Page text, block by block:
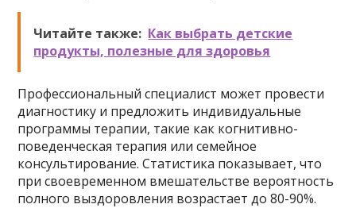
Читайте также: Как выбрать детские
продукты, полезные для здоровья
Профессиональный специалист может провести
диагностику и предложить индивидуальные
программы терапии, такие как когнитивно-
поведенческая терапия или семейное
консультирование. Статистика показывает, что
при своевременном вмешательстве вероятность
полного выздоровления возрастает до 80-90%.